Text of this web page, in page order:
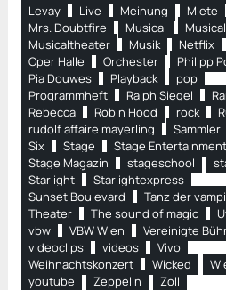
Levay
Live Meinung
Miete
Mrs. Doubtfire
Musical
Musicaltheater
Musik Netflix
Oper Halle
Orchester
Philipp
Pia Douwes
Playback
pop
Programmheft
Ralph Siegel
Rebecca
Robin Hood rock
rudolf affaire mayerling
Sammler
Six
Stage
Stage Entertainment
Stage Magazin
stageschool
Starlight
Starlightexpress
Sunset Boulevard
Tanz der
Theater
The sound of magic
vbw
VBW Wien
Vereinigte
videoclips
videos
Vivo
Weihnachtskonzert
Wicked
youtube
Zeppelin Zoll